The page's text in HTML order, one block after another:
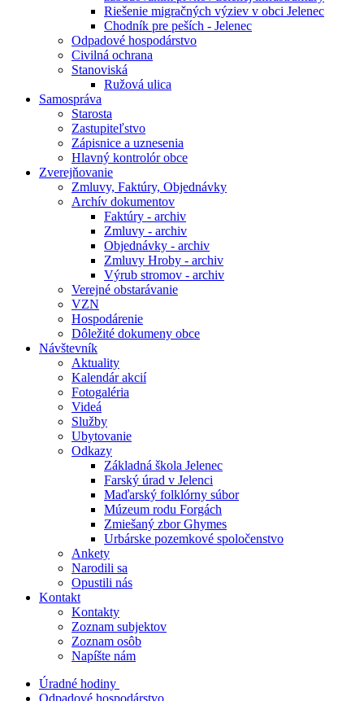
Riešenie migračných výziev v obci Jelenec
Chodník pre peších - Jelenec
Odpadové hospodárstvo
Civilná ochrana
Stanoviská
Ružová ulica
Samospráva
Starosta
Zastupiteľstvo
Zápisnice a uznesenia
Hlavný kontrolór obce
Zverejňovanie
Zmluvy, Faktúry, Objednávky
Archív dokumentov
Faktúry - archiv
Zmluvy - archiv
Objednávky - archiv
Zmluvy Hroby - archiv
Výrub stromov - archiv
Verejné obstarávanie
VZN
Hospodárenie
Dôležité dokumeny obce
Návštevník
Aktuality
Kalendár akcií
Fotogaléria
Videá
Služby
Ubytovanie
Odkazy
Základná škola Jelenec
Farský úrad v Jelenci
Maďarský folklórny súbor
Múzeum rodu Forgách
Zmiešaný zbor Ghymes
Urbárske pozemkové spoločenstvo
Ankety
Narodili sa
Opustili nás
Kontakt
Kontakty
Zoznam subjektov
Zoznam osôb
Napíšte nám
Úradné hodiny
Odpadové hospodárstvo